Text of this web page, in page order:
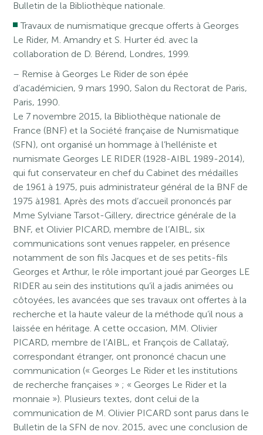
Bulletin de la Bibliothèque nationale.
Travaux de numismatique grecque offerts à Georges
Le Rider, M. Amandry et S. Hurter éd. avec la
collaboration de D. Bérend, Londres, 1999.
– Remise à Georges Le Rider de son épée
d’académicien, 9 mars 1990, Salon du Rectorat de Paris,
Paris, 1990.
Le 7 novembre 2015, la Bibliothèque nationale de
France (BNF) et la Société française de Numismatique
(SFN), ont organisé un hommage à l’helléniste et
numismate Georges LE RIDER (1928-AIBL 1989-2014),
qui fut conservateur en chef du Cabinet des médailles
de 1961 à 1975, puis administrateur général de la BNF de
1975 à1981. Après des mots d’accueil prononcés par
Mme Sylviane Tarsot-Gillery, directrice générale de la
BNF, et Olivier PICARD, membre de l’AIBL, six
communications sont venues rappeler, en présence
notamment de son fils Jacques et de ses petits-fils
Georges et Arthur, le rôle important joué par Georges LE
RIDER au sein des institutions qu’il a jadis animées ou
côtoyées, les avancées que ses travaux ont offertes à la
recherche et la haute valeur de la méthode qu’il nous a
laissée en héritage. A cette occasion, MM. Olivier
PICARD, membre de l’AIBL, et François de Callataÿ,
correspondant étranger, ont prononcé chacun une
communication (« Georges Le Rider et les institutions
de recherche françaises » ; « Georges Le Rider et la
monnaie »). Plusieurs textes, dont celui de la
communication de M. Olivier PICARD sont parus dans le
Bulletin de la SFN de nov. 2015, avec une conclusion de